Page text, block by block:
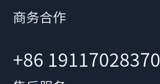
商务合作
+86 19117028370